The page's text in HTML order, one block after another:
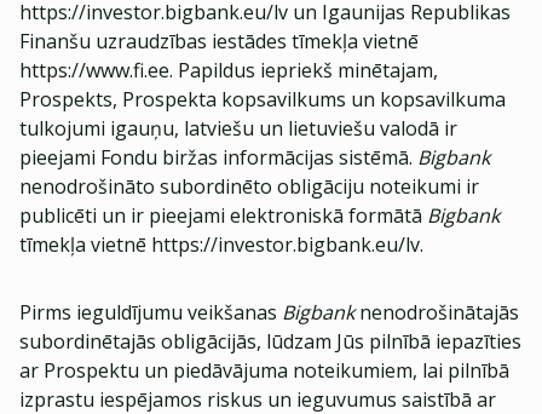
https://investor.bigbank.eu/lv un Igaunijas Republikas
Finanšu uzraudzības iestādes tīmekļa vietnē
https://www.fi.ee. Papildus iepriekš minētajam,
Prospekts, Prospekta kopsavilkums un kopsavilkuma
tulkojumi igauņu, latviešu un lietuviešu valodā ir
pieejami Fondu biržas informācijas sistēmā. Bigbank
nenodrošināto subordinēto obligāciju noteikumi ir
publicēti un ir pieejami elektroniskā formātā Bigbank
tīmekļa vietnē https://investor.bigbank.eu/lv.
Pirms ieguldījumu veikšanas Bigbanknenodrošinātajās
subordinētajās obligācijās, lūdzam Jūs pilnībā iepazīties
ar Prospektu un piedāvājuma noteikumiem, lai pilnībā
izprastu iespējamos riskus un ieguvumus saistībā ar